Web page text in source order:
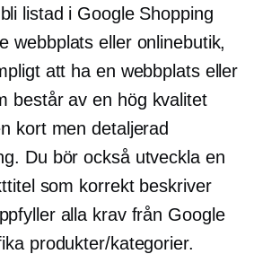
listad i Google Shopping
webbplats eller onlinebutik,
att ha en webbplats eller
består av en hög kvalitet
kort men detaljerad
Du bör också utveckla en
som korrekt beskriver
alla krav från Google
produkter/kategorier.